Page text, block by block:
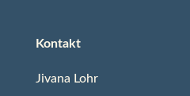
Kontakt
Jivana Lohr